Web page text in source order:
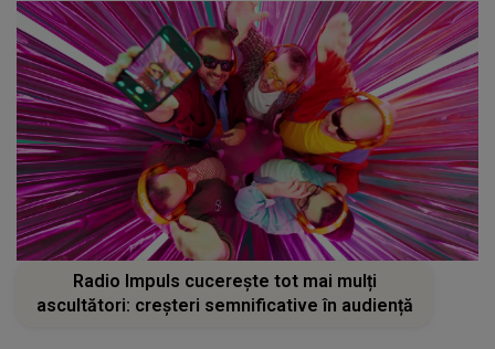
Radio Impuls cucerește tot mai mulți
ascultători: creșteri semnificative în audiență